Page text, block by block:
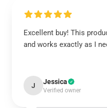
Excellent buy! This
and works exactly as I
J Jessica
Verified owner